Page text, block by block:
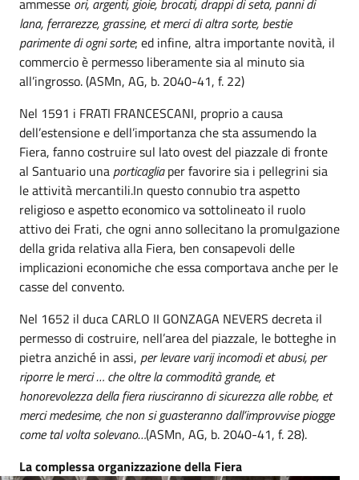
ammesse ori, argenti, gioie, brocati, drappi di seta, panni di
lana, ferrarezze, grassine, et merci di altra sorte, bestie
parimente di ogni sorte; ed infine, altra importante novità, il
commercio è permesso liberamente sia al minuto sia
all’ingrosso. (ASMn, AG, b. 2040-41, f. 22)
Nel 1591 i FRATI FRANCESCANI, proprio a causa
dell’estensione e dell’importanza che sta assumendo la
Fiera, fanno costruire sul lato ovest del piazzale di fronte
al Santuario una porticagliaper favorire sia i pellegrini sia
le attività mercantili.In questo connubio tra aspetto
religioso e aspetto economico va sottolineato il ruolo
attivo dei Frati, che ogni anno sollecitano la promulgazione
della grida relativa alla Fiera, ben consapevoli delle
implicazioni economiche che essa comportava anche per le
casse del convento.
Nel 1652 il duca CARLO II GONZAGA NEVERS decreta il
permesso di costruire, nell’area del piazzale, le botteghe in
pietra anziché in assi, per levare varij incomodi et abusi, per
riporre le merci … che oltre la commodità grande, et
honorevolezza della fiera riusciranno di sicurezza alle robbe, et
merci medesime, che non si guasteranno dall’improvvise piogge
come tal volta solevano…(ASMn, AG, b. 2040-41, f. 28).
La complessa organizzazione della Fiera